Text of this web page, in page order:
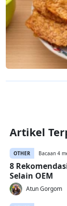
Artikel
OTHER Bacaan 4
8
Selain OEM
Atun Gorgom